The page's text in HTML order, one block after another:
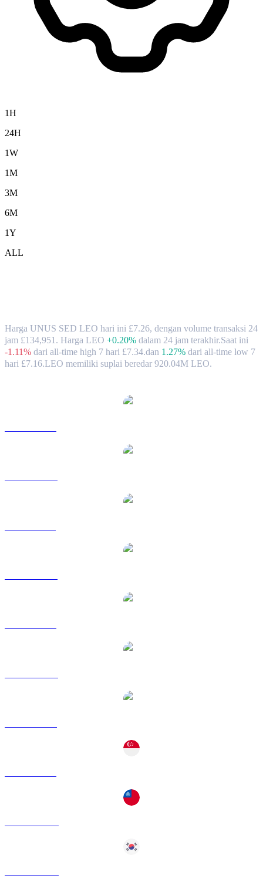
1H
24H
1W
1M
3M
6M
1Y
ALL
Harga UNUS SED LEO hari ini £7.26, dengan volume transaksi 24
jam £134,951. Harga LEO +0.20% dalam 24 jam terakhir.Saat ini
-1.11% dari all-time high 7 hari £7.34.dan 1.27% dari all-time low 7
hari £7.16.LEO memiliki suplai beredar 920.04M LEO.